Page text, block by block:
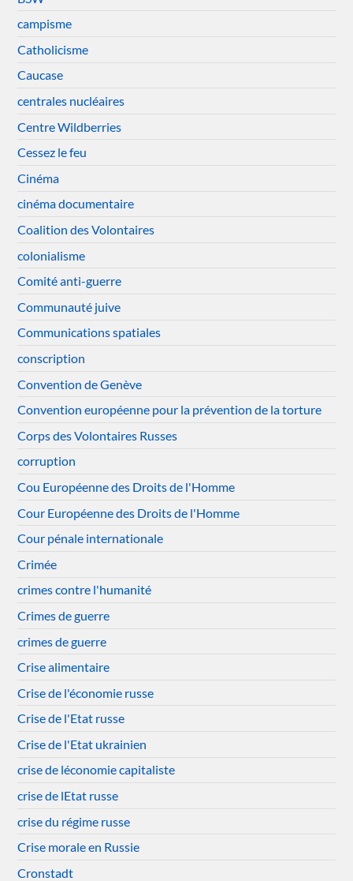
campisme
Catholicisme
Caucase
centrales nucléaires
Centre Wildberries
Cessez le feu
Cinéma
cinéma documentaire
Coalition des Volontaires
colonialisme
Comité anti-guerre
Communauté juive
Communications spatiales
conscription
Convention de Genève
Convention européenne pour la prévention de la torture
Corps des Volontaires Russes
corruption
Cou Européenne des Droits de l'Homme
Cour Européenne des Droits de l'Homme
Cour pénale internationale
Crimée
crimes contre l'humanité
Crimes de guerre
crimes de guerre
Crise alimentaire
Crise de l'économie russe
Crise de l'Etat russe
Crise de l'Etat ukrainien
crise de léconomie capitaliste
crise de lEtat russe
crise du régime russe
Crise morale en Russie
Cronstadt